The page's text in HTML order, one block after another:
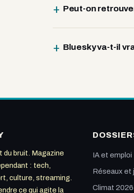
Peut-on
Bluesky va-t-il
du bruit. Magazine
: tech,
culture, streaming.
ce qui agite la
IA et emploi
Réseaux et
Climat 2026